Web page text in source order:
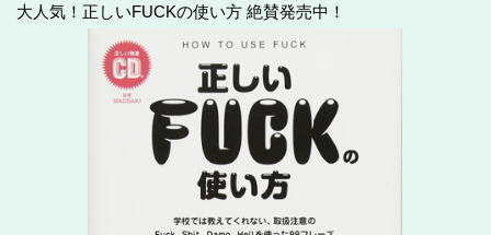
大人気！正しいFUCKの使い方 絶賛発売中！